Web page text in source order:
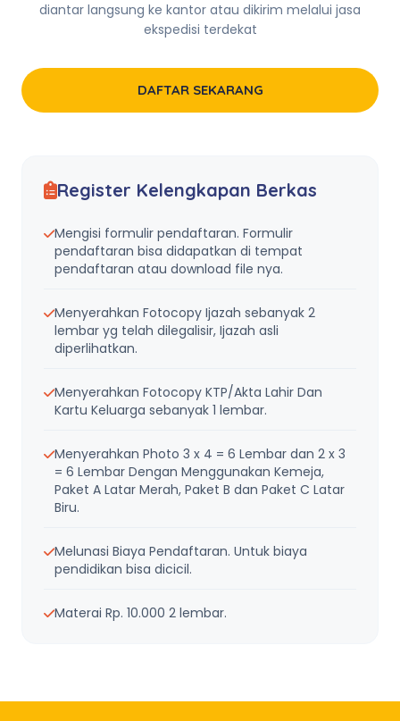
diantar langsung ke kantor atau dikirim melalui jasa
ekspedisi terdekat
DAFTAR SEKARANG
Register Kelengkapan Berkas
Mengisi formulir pendaftaran. Formulir
pendaftaran bisa didapatkan di tempat
pendaftaran atau download file nya.
Menyerahkan Fotocopy Ijazah sebanyak 2
lembar yg telah dilegalisir, Ijazah asli
diperlihatkan.
Menyerahkan Fotocopy KTP/Akta Lahir Dan
Kartu Keluarga sebanyak 1 lembar.
Menyerahkan Photo 3 x 4 = 6 Lembar dan 2 x 3
= 6 Lembar Dengan Menggunakan Kemeja,
Paket A Latar Merah, Paket B dan Paket C Latar
Biru.
Melunasi Biaya Pendaftaran. Untuk biaya
pendidikan bisa dicicil.
Materai Rp. 10.000 2 lembar.